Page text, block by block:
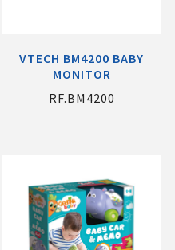
VTECH ΒΜ4200 ΒΑΒΥ
MONITOR
RF.ΒΜ4200